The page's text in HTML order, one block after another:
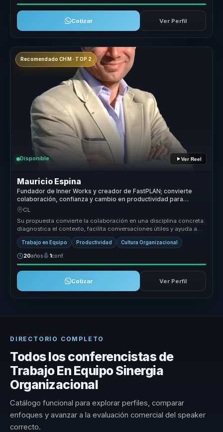
Cotizar Ver Perfil
Recomendado CHM · TOP 2
Disponible Ver Reel
Mauricio Espina
Fundador de Inner Works y creador de FastPLAN; convierte
colaboración, confianza y cambio en productividad para
equipos complejos.
CL
Su propuesta convierte la colaboración en una disciplina concreta:
diagnostica el contexto, facilita conversaciones útiles y ayuda a
equi...
Trabajo en Equipo Productividad Cultura Organizacional
20años 1conf.
Cotizar Ver Perfil
DIRECTORIO COMPLETO
Todos los conferencistas de
Trabajo En Equipo Sinergia
Organizacional
Catálogo funcional para explorar perfiles, comparar
enfoques y avanzar a la evaluación comercial del speaker
correcto.